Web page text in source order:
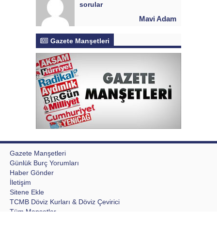
sorular
Mavi Adam
Gazete Manşetleri
Gazete Manşetleri
Günlük Burç Yorumları
Haber Gönder
İletişim
Sitene Ekle
TCMB Döviz Kurları & Döviz Çevirici
Tüm Manşetler